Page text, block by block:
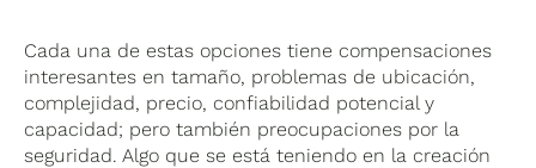
Cada una de estas opciones tiene compensaciones
interesantes en tamaño, problemas de ubicación,
complejidad, precio, confiabilidad potencial y
capacidad; pero también preocupaciones por la
seguridad. Algo que se está teniendo en la creación